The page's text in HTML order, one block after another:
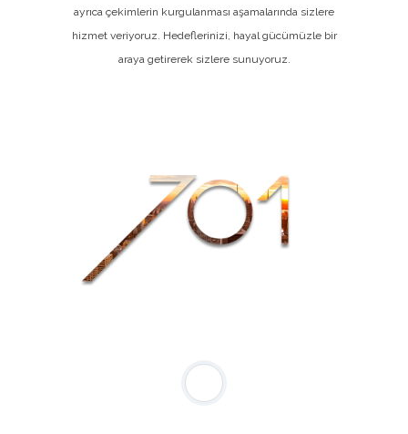
ayrıca çekimlerin kurgulanması aşamalarında sizlere
hizmet veriyoruz. Hedeflerinizi, hayal gücümüzle bir
araya getirerek sizlere sunuyoruz.